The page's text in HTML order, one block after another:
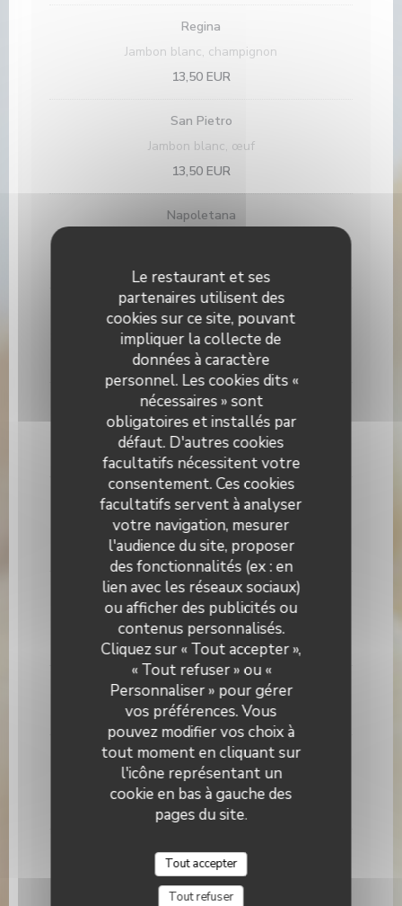
Le restaurant et ses
partenaires utilisent des
cookies sur ce site, pouvant
impliquer la collecte de
données à caractère
personnel. Les cookies dits «
nécessaires » sont
obligatoires et installés par
défaut. D'autres cookies
facultatifs nécessitent votre
consentement. Ces cookies
facultatifs servent à analyser
votre navigation, mesurer
l'audience du site, proposer
des fonctionnalités (ex : en
lien avec les réseaux sociaux)
ou afficher des publicités ou
contenus personnalisés.
Cliquez sur « Tout accepter »,
« Tout refuser » ou «
Personnaliser » pour gérer
vos préférences. Vous
pouvez modifier vos choix à
tout moment en cliquant sur
l'icône représentant un
cookie en bas à gauche des
pages du site.
Tout accepter
Tout refuser
Regina
Jambon blanc, champignon
13,50 EUR
San Pietro
Jambon blanc, œuf
13,50 EUR
Napoletana
Quattro Stagioni
Champignons, jambon blanc, artichauts, olives noires
14,50 EUR
Diavola
Saucisse piquante
14,50 EUR
Anna
Jambon de Parme
14,50 EUR
Quattro Formaggi (végétarien)
Scarmoza, gorgonzola, parmesan
15,00 EUR
PIZZE BIANCHE
Base mozzarella
Calzone
Jambon blanc, œuf
13,50 EUR
Valeria (végétarien)
Courgettes, aubergines, poivrons rouges, tomates
cerises, parmesan
En Face de La Petite Périgourdine